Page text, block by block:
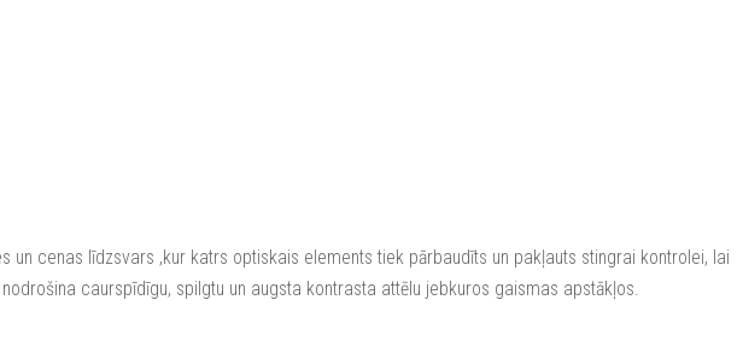
un cenas līdzsvars ,kur katrs optiskais elements tiek pārbaudīts un pakļauts stingrai kontrolei, lai
caurspīdīgu, spilgtu un augsta kontrasta attēlu jebkuros gaismas apstākļos.